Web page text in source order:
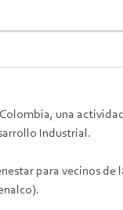
una
Industrial.
para vecinos